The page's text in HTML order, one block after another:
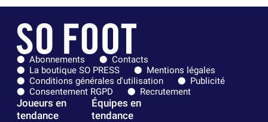
Abonnements
Contacts
La boutique SO PRESS
Mentions légales
Conditions générales d'utilisation
Publicité
Consentement RGPD
Recrutement
Joueurs en
tendance
Équipes en
tendance